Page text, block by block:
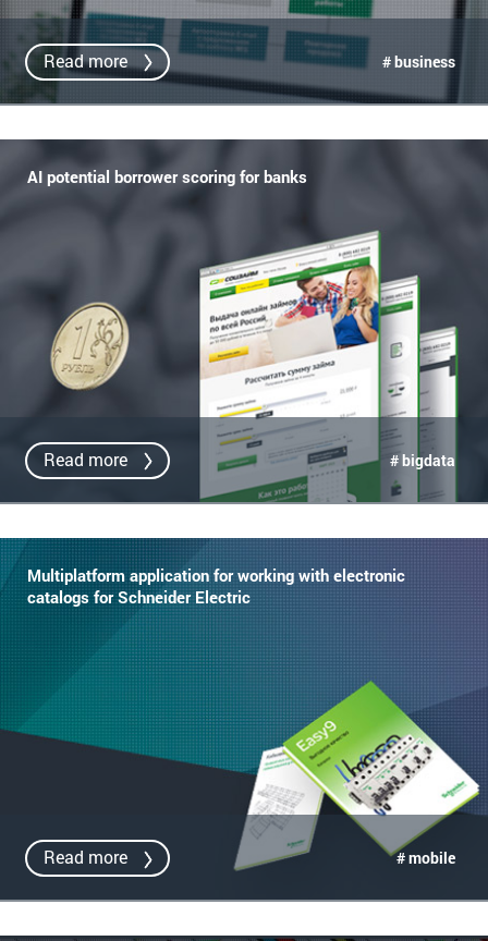
Read more # business
AI potential borrower scoring for banks
Read more # bigdata
Multiplatform application for working with electronic
catalogs for Schneider Electric
Read more # mobile